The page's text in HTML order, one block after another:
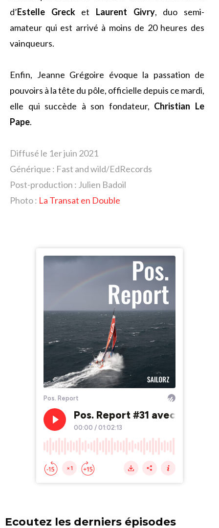
d’Estelle Grecket Laurent Givry, duo semi-
amateur qui est arrivé à moins de 20 heures des
vainqueurs.
Enfin, Jeanne Grégoire évoque la passation de
pouvoirs à la tête du pôle, officielle depuis ce mardi,
elle qui succède à son fondateur, Christian Le
Pape.
Diffusé le 1er juin 2021
Générique : Fast and wild/EdRecords
Post-production : Julien Badoil
Photo : La Transat en Double
Ecoutez les derniers épisodes